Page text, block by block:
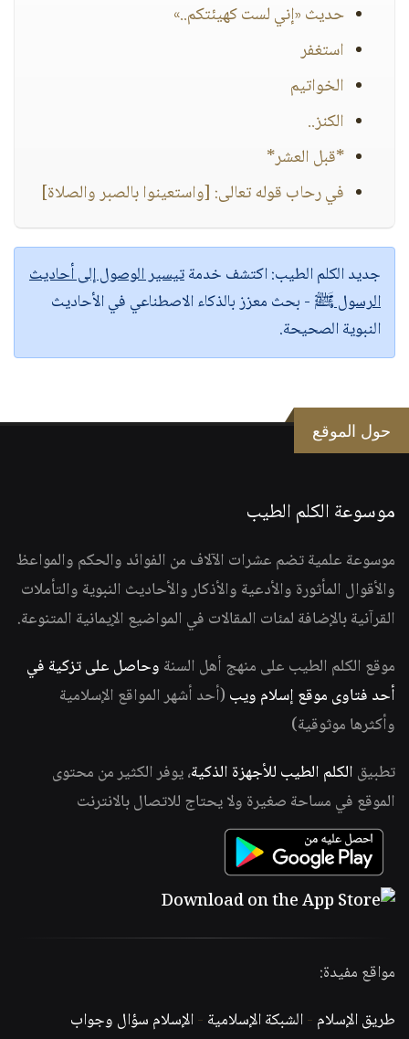
حديث «إني لست كهيئتكم..»
استغفر
الخواتيم
الكنز..
*قبل العشر*
في رحاب قوله تعالى: [واستعينوا بالصبر والصلاة]
جديد الكلم الطيب:اكتشف خدمةتيسير الوصول إلى أحاديث
الرسول ﷺ - بحث معزز بالذكاء الاصطناعي في الأحاديث
النبوية الصحيحة.
حول الموقع
موسوعة الكلم الطيب
موسوعة علمية تضم عشرات الآلاف من الفوائد والحكم والمواعظ
والأقوال المأثورة والأدعية والأذكار والأحاديث النبوية والتأملات
القرآنية بالإضافة لمئات المقالات في المواضيع الإيمانية المتنوعة.
موقع الكلم الطيب على منهج أهل السنة وحاصل على تزكية في
أحد فتاوى موقع إسلام ويب (أحد أشهر المواقع الإسلامية
وأكثرها موثوقية)
تطبيق الكلم الطيب للأجهزة الذكية، يوفر الكثير من محتوى
الموقع في مساحة صغيرة ولا يحتاج للاتصال بالانترنت
مواقع مفيدة:
طريق الإسلام -الشبكة الإسلامية -الإسلام سؤال وجواب